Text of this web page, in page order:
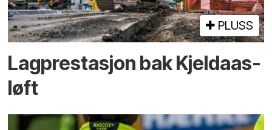
PLUSS
Lagprestasjon bak Kjeldaas-
løft